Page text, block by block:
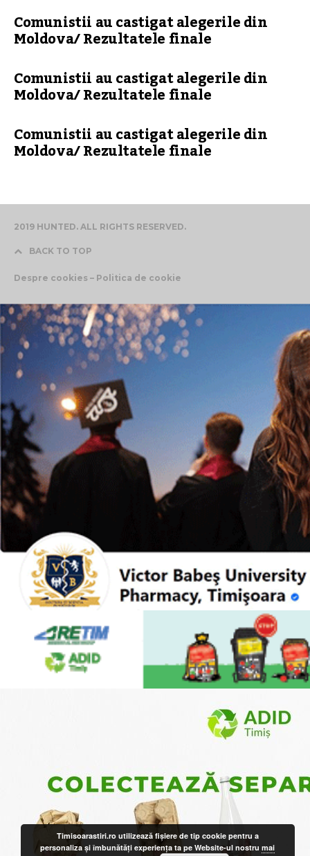
Comunistii au castigat alegerile din
Moldova/ Rezultatele finale
Comunistii au castigat alegerile din
Moldova/ Rezultatele finale
Comunistii au castigat alegerile din
Moldova/ Rezultatele finale
2019 HUNTED. ALL RIGHTS RESERVED.
BACK TO TOP
Despre cookies – Politica de cookie
Timisoarastiri.ro utilizează fişiere de tip cookie pentru a
personaliza și îmbunătăți experiența ta pe Website-ul nostrumai